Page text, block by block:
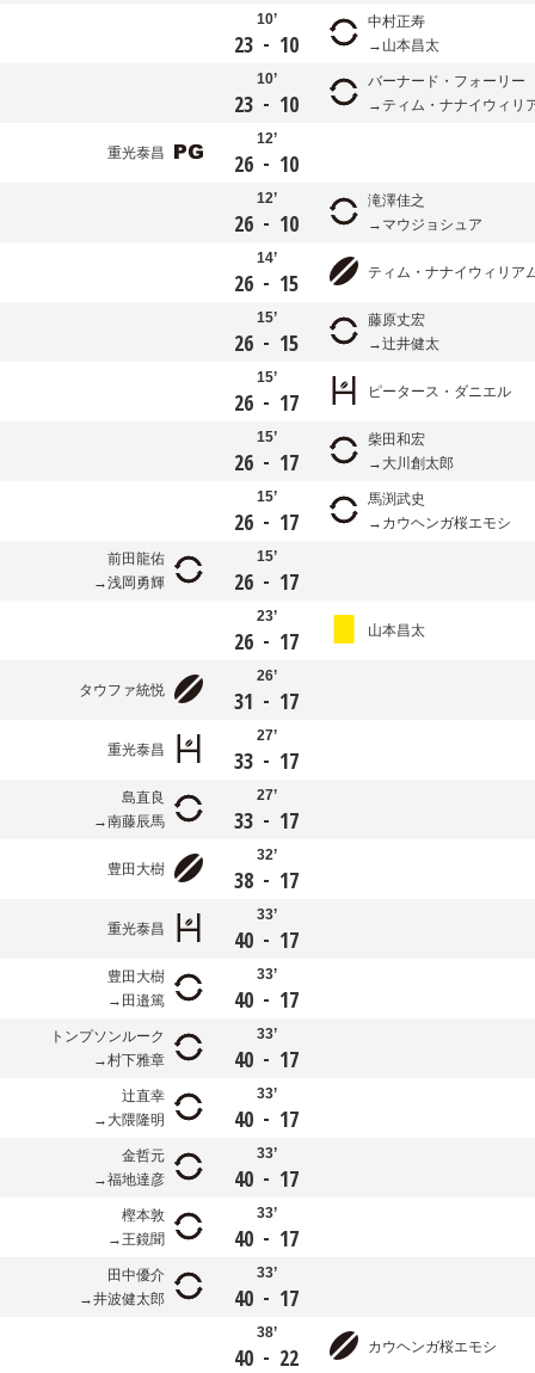
10’
23 - 10
中村正寿
山本昌太
10’
23 - 10
バーナード・フォーリー
ティム・ナナイウィリ
重光泰昌
12’
26 - 10
12’
26 - 10
滝澤佳之
マウジョシュア
14’
26 - 15 ティム・ナナイウィリア
15’
26 - 15
藤原丈宏
辻井健太
15’
26 - 17 ピータース・ダニエル
15’
26 - 17
柴田和宏
大川創太郎
15’
26 - 17
馬渕武史
カウヘンガ桜エモシ
前田龍佑
浅岡勇輝
15’
26 - 17
23’
26 - 17 山本昌太
タウファ統悦
26’
31 - 17
重光泰昌
27’
33 - 17
島直良
南藤辰馬
27’
33 - 17
豊田大樹
32’
38 - 17
重光泰昌
33’
40 - 17
豊田大樹
田邉篤
33’
40 - 17
トンプソンルーク
村下雅章
33’
40 - 17
辻直幸
大隈隆明
33’
40 - 17
金哲元
福地達彦
33’
40 - 17
樫本敦
王鏡聞
33’
40 - 17
田中優介
井波健太郎
33’
40 - 17
38’
40 - 22 カウヘンガ桜エモシ